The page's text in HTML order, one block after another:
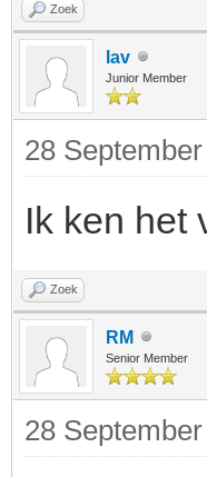
Zoek
lav
Junior Member
28
Ik ken het
Zoek
RM
Senior Member
28